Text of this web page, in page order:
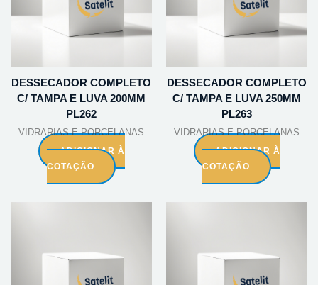
DESSECADOR COMPLETO
C/ TAMPA E LUVA 200MM
PL262
VIDRARIAS E PORCELANAS
ADICIONAR À
COTAÇÃO
DESSECADOR COMPLETO
C/ TAMPA E LUVA 250MM
PL263
VIDRARIAS E PORCELANAS
ADICIONAR À
COTAÇÃO